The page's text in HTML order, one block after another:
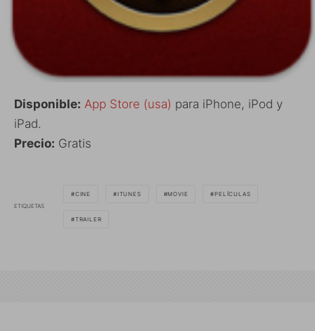
Disponible: App Store (usa) para iPhone, iPod y
iPad.
Precio: Gratis
ETIQUETAS
CINE ITUNES MOVIE PELÍCULAS
TRAILER